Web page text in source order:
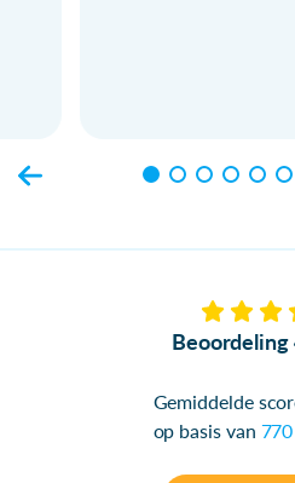
Beoordeling
Gemiddelde
op basis van